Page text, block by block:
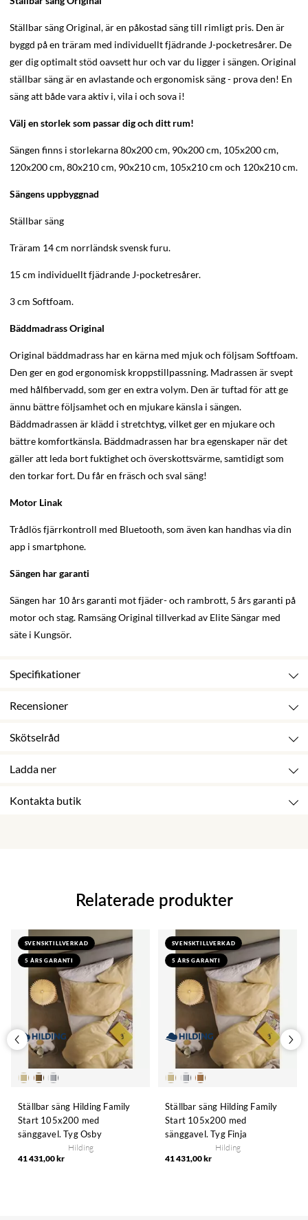
Ställbar säng Original, är en påkostad säng till rimligt pris. Den är
byggd på en träram med individuellt fjädrande J-pocketresårer. De
ger dig optimalt stöd oavsett hur och var du ligger i sängen. Original
ställbar säng är en avlastande och ergonomisk säng - prova den! En
säng att både vara aktiv i, vila i och sova i!
Välj en storlek som passar dig och ditt rum!
Sängen finns i storlekarna 80x200 cm, 90x200 cm, 105x200 cm,
120x200 cm, 80x210 cm, 90x210 cm, 105x210 cm och 120x210 cm.
Sängens uppbyggnad
Ställbar säng
Träram 14 cm norrländsk svensk furu.
15 cm individuellt fjädrande J-pocketresårer.
3 cm Softfoam.
Bäddmadrass Original
Original bäddmadrass har en kärna med mjuk och följsam Softfoam.
Den ger en god ergonomisk kroppstillpassning. Madrassen är svept
med hålfibervadd, som ger en extra volym. Den är tuftad för att ge
ännu bättre följsamhet och en mjukare känsla i sängen.
Bäddmadrassen är klädd i stretchtyg, vilket ger en mjukare och
bättre komfortkänsla. Bäddmadrassen har bra egenskaper när det
gäller att leda bort fuktighet och överskottsvärme, samtidigt som
den torkar fort. Du får en fräsch och sval säng!
Motor Linak
Trådlös fjärrkontroll med Bluetooth, som även kan handhas via din
app i smartphone.
Sängen har garanti
Sängen har 10 års garanti mot fjäder- och rambrott, 5 års garanti på
motor och stag. Ramsäng Original tillverkad av Elite Sängar med
säte i Kungsör.
Specifikationer
Recensioner
Skötselråd
Ladda ner
Kontakta butik
Relaterade produkter
SVENSKTILLVERKAD
5 ÅRS GARANTI
Ställbar säng Hilding Family
Start 105x200 med
sänggavel. Tyg Osby
Hilding
41 431,00 kr
SVENSKTILLVERKAD
5 ÅRS GARANTI
Ställbar säng Hilding Family
Start 105x200 med
sänggavel. Tyg Finja
Hilding
41 431,00 kr